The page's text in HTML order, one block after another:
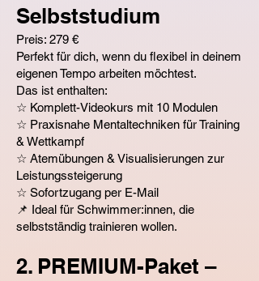
Selbststudium
Preis: 279 €
Perfekt für dich, wenn du flexibel in deinem
eigenen Tempo arbeiten möchtest.
Das ist enthalten:
☆ Komplett-Videokurs mit 10 Modulen
☆ Praxisnahe Mentaltechniken für Training
& Wettkampf
☆ Atemübungen & Visualisierungen zur
Leistungssteigerung
☆ Sofortzugang per E-Mail
📌 Ideal für Schwimmer:innen, die
selbstständig trainieren wollen.
2. PREMIUM-Paket –